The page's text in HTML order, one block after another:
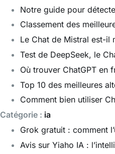
Notre guide pour
Classement des
Le Chat de Mistral est-il
Test de DeepSeek, le
Où trouver ChatGPT en
Top 10 des meilleures
Comment bien utiliser
Catégorie : ia
Grok gratuit : comment
Avis sur Yiaho IA :